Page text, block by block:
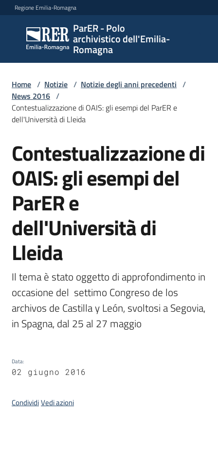
Vai al contenuto
Vai alla navigazione
Vai al footer
Regione Emilia-Romagna
ParER - Polo
archivistico dell'Emilia-
Romagna
ParER -
Polo
archivistico
Romagna
Polo
Archivio
storico
Conservazione
Argomenti
Contatti
Seguici
Home / Notizie / Notizie degli anni precedenti /
News 2016 /
Contestualizzazione di OAIS: gli esempi del ParER e
dell'Università di Lleida
Salta al contenuto
Contestualizzazione di
OAIS: gli esempi del
ParER e
dell'Università di
Lleida
Il tema è stato oggetto di approfondimento in
occasione del  settimo Congreso de los
archivos de Castilla y León, svoltosi a Segovia,
in Spagna, dal 25 al 27 maggio
Data:
02 giugno 2016
CondividiVedi azioni